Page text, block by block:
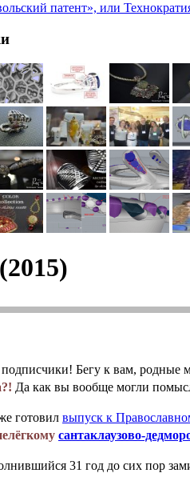
патент», или
подписчики! Бегу к вам,
Да как вы вообще могли
готовил выпуск к
сантаклаузово-
31 год до сих пор